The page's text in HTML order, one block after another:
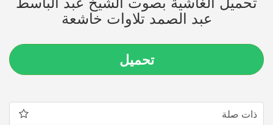
عبد الصمد تلاوات خاشعة
تحميل
ذات صلة